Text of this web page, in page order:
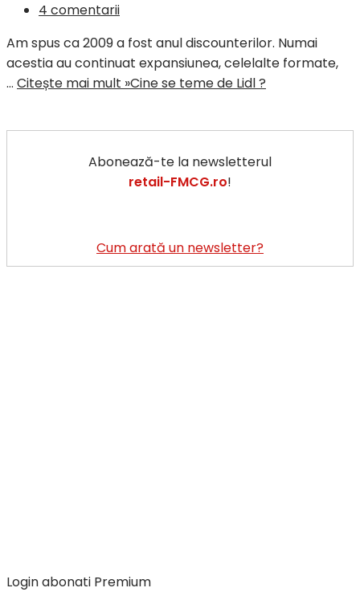
4 comentarii
Am spus ca 2009 a fost anul discounterilor. Numai
acestia au continuat expansiunea, celelalte formate,
… Citește mai mult »Cine se teme de Lidl ?
Abonează-te la newsletterul
retail-FMCG.ro!
Cum arată un newsletter?
Login abonati Premium